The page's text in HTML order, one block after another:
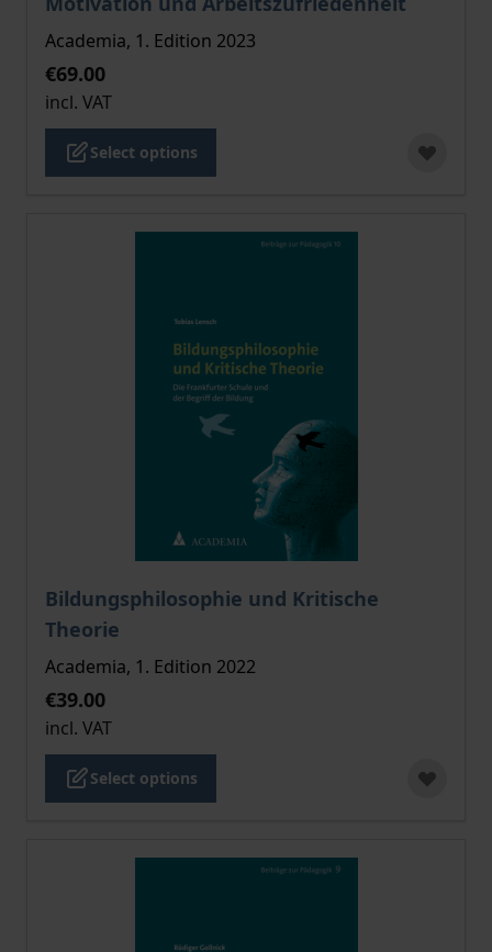
Academia, 1. Edition 2023
€69.00
incl. VAT
Select options
Bildungsphilosophie und Kritische
Theorie
The price depends on the options chosen on the
Academia, 1. Edition 2022
€39.00
incl. VAT
Select options